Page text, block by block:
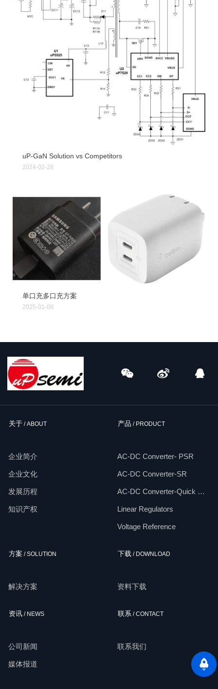
uP-GaN Solution vs Competitors
2024-02-28
单口充多口充方案
2025-01-08
关于 / ABOUT
企业简介
企业文化
发展历程
知识产权
产品 / PRODUCT
AC-DC Converter- PSR
AC-DC Converter-SR
AC-DC Converter-Quick Chargers
Linear Regulators
Voltage Reference
方案 / SOLUTION
解决方案
下载 / DOWNLOAD
资料下载
资讯 / NEWS
公司新闻
媒体报道
联系 / CONTACT
联系我们